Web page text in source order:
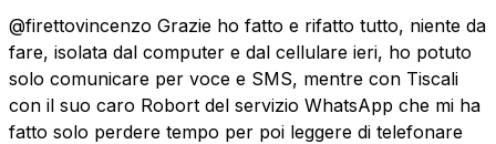
@firettovincenzo Grazie ho fatto e rifatto tutto, niente da
fare, isolata dal computer e dal cellulare ieri, ho potuto
solo comunicare per voce e SMS, mentre con Tiscali
con il suo caro Robort del servizio WhatsApp che mi ha
fatto solo perdere tempo per poi leggere di telefonare